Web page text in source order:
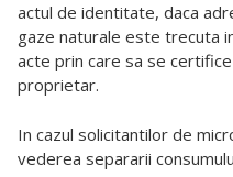
actul de identitate, daca
gaze naturale este trecuta
acte prin care sa se
proprietar.
In cazul solicitantilor de
vederea separarii